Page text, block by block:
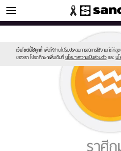
ดูดวง
เว็บไซต์นี้ใช้คุกกี้ เพื่อให้ท่านได้รับประสบการณ์การใช้งานที่ดีที่สุ
ของเรา โปรดศึกษาเพิ่มเติมที่ นโยบายความเป็นส่วนตัว และ นโ
//s.isanook.com/sr/0/images/logo-
sanook.png
//s.isanook.com/ho/0/ud/14/74345/